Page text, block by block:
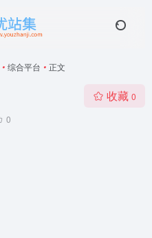
• 综合平台 • 正文
0
收藏 0